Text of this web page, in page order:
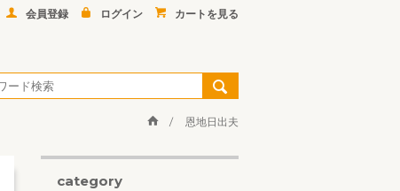
会員登録 ログイン カートを見る
恩地日出夫
category